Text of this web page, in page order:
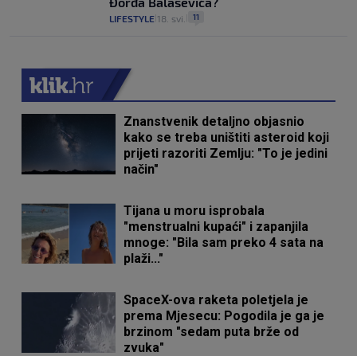
LIFESTYLE 18. svi. 11
Znanstvenik detaljno objasnio
kako se treba uništiti asteroid koji
prijeti razoriti Zemlju: "To je jedini
način"
Tijana u moru isprobala
"menstrualni kupaći" i zapanjila
mnoge: "Bila sam preko 4 sata na
plaži..."
SpaceX-ova raketa poletjela je
prema Mjesecu: Pogodila je ga je
brzinom "sedam puta brže od
zvuka"